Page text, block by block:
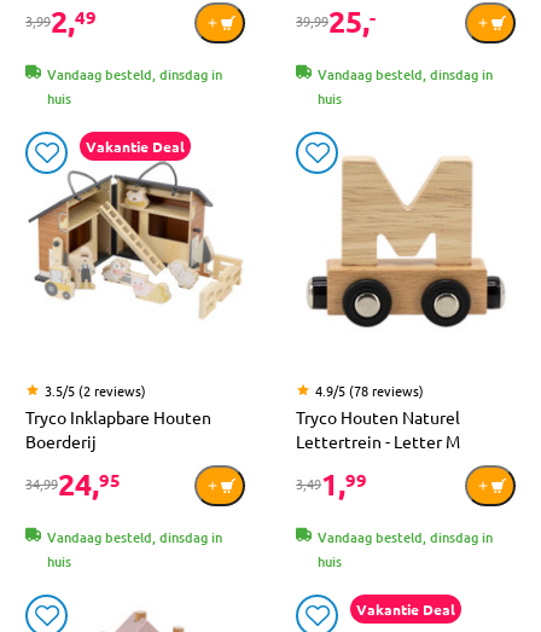
3,992,49
Vandaag besteld, dinsdag in
huis
39,9925,-
Vandaag besteld, dinsdag in
huis
Vakantie Deal
3.5/5 (2 reviews)
Tryco Inklapbare Houten
Boerderij
34,9924,95
Vandaag besteld, dinsdag in
huis
4.9/5 (78 reviews)
Tryco Houten Naturel
Lettertrein - Letter M
3,491,99
Vandaag besteld, dinsdag in
huis
Vakantie Deal